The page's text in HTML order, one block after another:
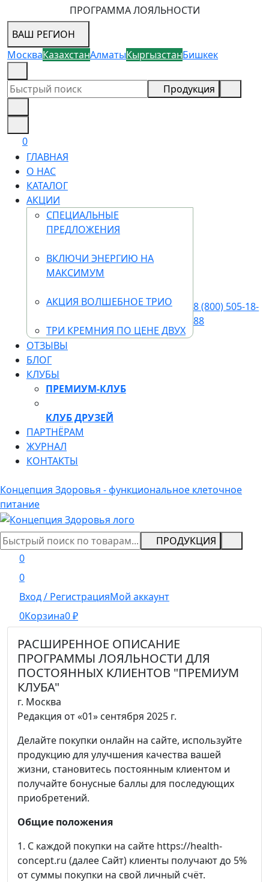
ПРОГРАММА ЛОЯЛЬНОСТИ
ВАШ РЕГИОН
МоскваКазахстанАлматыКыргызстанБишкек
Продукция
0
ГЛАВНАЯ
О НАС
КАТАЛОГ
АКЦИИ
СПЕЦИАЛЬНЫЕ
ПРЕДЛОЖЕНИЯ
ВКЛЮЧИ ЭНЕРГИЮ НА
МАКСИМУМ
АКЦИЯ ВОЛШЕБНОЕ ТРИО
ТРИ КРЕМНИЯ ПО ЦЕНЕ ДВУХ
ОТЗЫВЫ
БЛОГ
КЛУБЫ
ПРЕМИУМ-КЛУБ
КЛУБ ДРУЗЕЙ
ПАРТНЁРАМ
ЖУРНАЛ
КОНТАКТЫ
8 (800) 505-18-
88
Концепция Здоровья - функциональное клеточное
питание
ПРОДУКЦИЯ
0
0
Вход / РегистрацияМой аккаунт
0Корзина0₽
РАСШИРЕННОЕ ОПИСАНИЕ
ПРОГРАММЫ ЛОЯЛЬНОСТИ ДЛЯ
ПОСТОЯННЫХ КЛИЕНТОВ "ПРЕМИУМ
КЛУБА"
г. Москва
Редакция от «01» сентября 2025 г.
Делайте покупки онлайн на сайте, используйте
продукцию для улучшения качества вашей
жизни, становитесь постоянным клиентом и
получайте бонусные баллы для последующих
приобретений.
Общие положения
1. С каждой покупки на сайте https://health-
concept.ru (далее Сайт) клиенты получают до 5%
от суммы покупки на свой личный счёт.